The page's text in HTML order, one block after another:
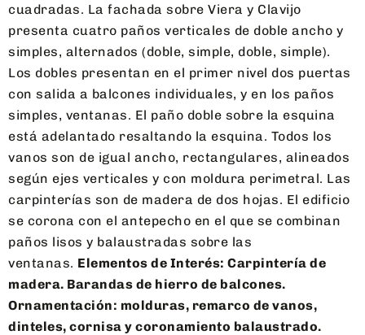
cuadradas. La fachada sobre Viera y Clavijo
presenta cuatro paños verticales de doble ancho y
simples, alternados (doble, simple, doble, simple).
Los dobles presentan en el primer nivel dos puertas
con salida a balcones individuales, y en los paños
simples, ventanas. El paño doble sobre la esquina
está adelantado resaltando la esquina. Todos los
vanos son de igual ancho, rectangulares, alineados
según ejes verticales y con moldura perimetral. Las
carpinterías son de madera de dos hojas. El edificio
se corona con el antepecho en el que se combinan
paños lisos y balaustradas sobre las
ventanas. Elementos de Interés: Carpintería de
madera. Barandas de hierro de balcones.
Ornamentación: molduras, remarco de vanos,
dinteles, cornisa y coronamiento balaustrado.